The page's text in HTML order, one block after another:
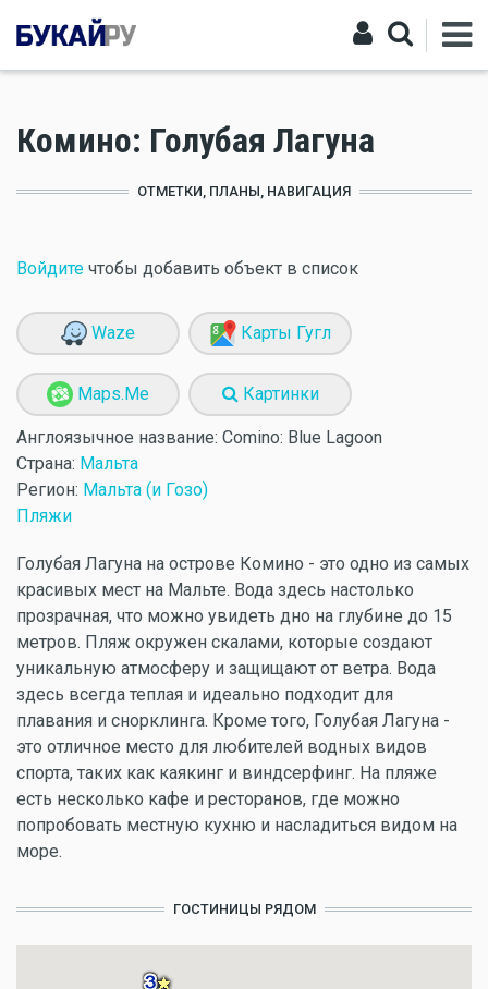
Комино: Голубая Лагуна
ОТМЕТКИ, ПЛАНЫ, НАВИГАЦИЯ
Войдите чтобы добавить объект в список
Waze Карты Гугл
Maps.Me Картинки
Англоязычное название: Comino: Blue Lagoon
Страна: Мальта
Регион: Мальта (и Гозо)
Пляжи
Голубая Лагуна на острове Комино - это одно из самых
красивых мест на Мальте. Вода здесь настолько
прозрачная, что можно увидеть дно на глубине до 15
метров. Пляж окружен скалами, которые создают
уникальную атмосферу и защищают от ветра. Вода
здесь всегда теплая и идеально подходит для
плавания и снорклинга. Кроме того, Голубая Лагуна -
это отличное место для любителей водных видов
спорта, таких как каякинг и виндсерфинг. На пляже
есть несколько кафе и ресторанов, где можно
попробовать местную кухню и насладиться видом на
море.
ГОСТИНИЦЫ РЯДОМ